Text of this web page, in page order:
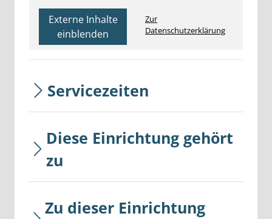
Externe Inhalte
einblenden
Zur
Datenschutzerklärung
Servicezeiten
Diese Einrichtung gehört
zu
Zu dieser Einrichtung